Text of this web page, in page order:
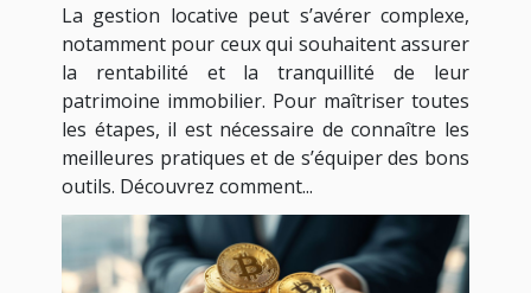
La gestion locative peut s’avérer complexe,
notamment pour ceux qui souhaitent assurer
la rentabilité et la tranquillité de leur
patrimoine immobilier. Pour maîtriser toutes
les étapes, il est nécessaire de connaître les
meilleures pratiques et de s’équiper des bons
outils. Découvrez comment...